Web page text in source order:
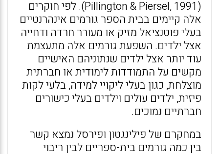
(Pillington & Piersel, 1991). לפי חוקרים
אלה קיימים בבית הספר גורמים אינהרנטיים
בעלי פוטנציאל מזיק או מעורר חרדה ודחייה
אצל ילדים. השפעת גורמים אלה מתעצמת
עוד יותר אצל ילדים שנתוניהם האישיים
מקשים על התמודדות לימודית או חברתית
מוצלחת, כגון בעלי ליקויי למידה, בלעי לקות
פיזית, ילדים עולים וילדים בעלי כישורים
חברתיים נמוכים.
במחקרם של פילינגטון ופירסל נמצא קשר
בין כמה גורמים בית-ספריים לבין ריבוי